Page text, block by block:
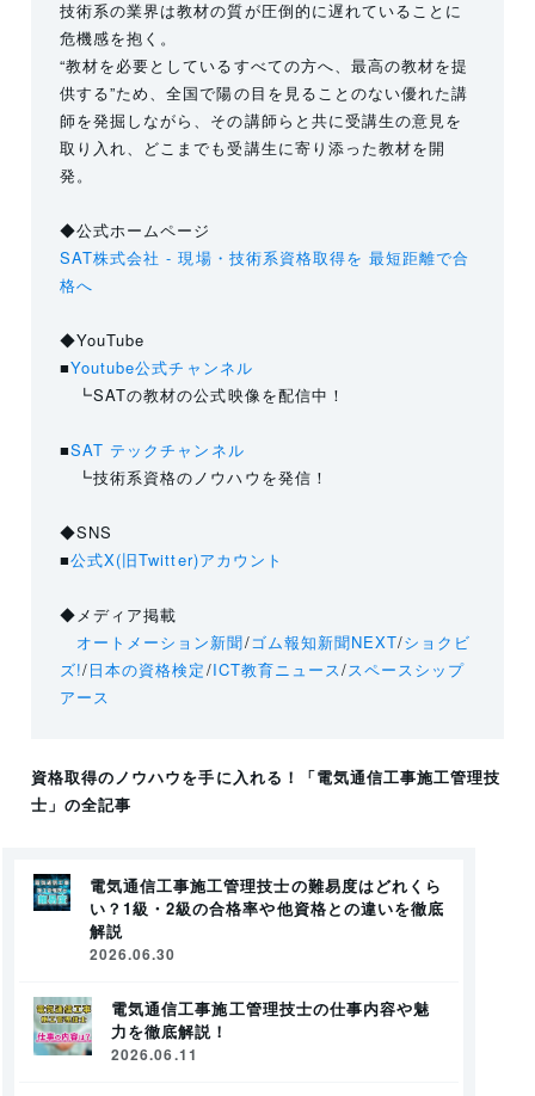
技術系の業界は教材の質が圧倒的に遅れていることに
危機感を抱く。
“教材を必要としているすべての方へ、最高の教材を提
供する”ため、全国で陽の目を見ることのない優れた講
師を発掘しながら、その講師らと共に受講生の意見を
取り入れ、どこまでも受講生に寄り添った教材を開
発。
◆公式ホームページ
SAT株式会社 - 現場・技術系資格取得を 最短距離で合
格へ
◆YouTube
■Youtube公式チャンネル
┗SATの教材の公式映像を配信中！
■SAT テックチャンネル
┗技術系資格のノウハウを発信！
◆SNS
■公式X(旧Twitter)アカウント
◆メディア掲載
オートメーション新聞/ゴム報知新聞NEXT/ショクビ
ズ!/日本の資格検定/ICT教育ニュース/スペースシップ
アース
資格取得のノウハウを手に入れる！
「電気通信工事施工管理技
士」の全記事
電気通信工事施工管理技士の難易度はどれくら
い？1級・2級の合格率や他資格との違いを徹底
解説
2026.06.30
電気通信工事施工管理技士の仕事内容や魅
力を徹底解説！
2026.06.11